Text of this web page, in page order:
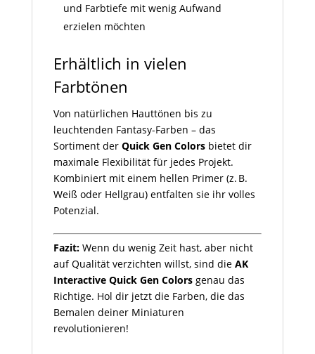
und Farbtiefe mit wenig Aufwand
erzielen möchten
Erhältlich in vielen
Farbtönen
Von natürlichen Hauttönen bis zu
leuchtenden Fantasy-Farben – das
Sortiment der Quick Gen Colorsbietet dir
maximale Flexibilität für jedes Projekt.
Kombiniert mit einem hellen Primer (z. B.
Weiß oder Hellgrau) entfalten sie ihr volles
Potenzial.
Fazit:Wenn du wenig Zeit hast, aber nicht
auf Qualität verzichten willst, sind die AK
Interactive Quick Gen Colorsgenau das
Richtige. Hol dir jetzt die Farben, die das
Bemalen deiner Miniaturen
revolutionieren!